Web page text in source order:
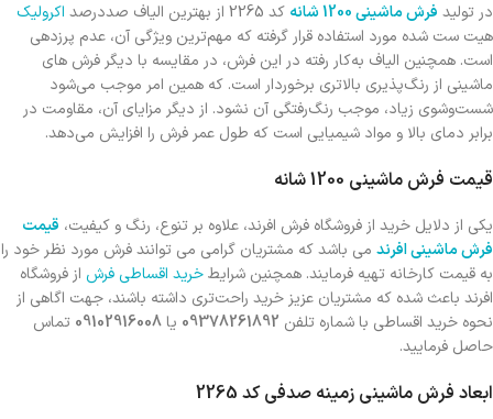
در تولید فرش ماشینی 1200 شانه کد 2265 از بهترین الیاف صددرصد
اکرولیک
هیت ست شده مورد استفاده قرار گرفته که مهم‌ترین ویژگی آن، عدم پرزدهی
است. همچنین الیاف به‌کار رفته در این فرش، در مقایسه با دیگر فرش های
ماشینی از رنگ‌پذیری بالاتری برخوردار است. که همین امر موجب می‌شود
شست‌وشوی زیاد، موجب رنگ‌رفتگی آن نشود. از دیگر مزایای آن، مقاومت در
برابر دمای بالا و مواد شیمیایی است كه طول عمر فرش را افزایش می‌دهد.
قیمت فرش ماشینی 1200 شانه
یکی از دلایل خرید از فروشگاه فرش افرند، علاوه بر تنوع، رنگ و کیفیت، قیمت
فرش ماشینی افرند می باشد که مشتریان گرامی می توانند فرش مورد نظر خود را
به قیمت کارخانه تهیه فرمایند. همچنین شرایطخرید اقساطی فرش از فروشگاه
افرند باعث شده که مشتریان عزیز خرید راحت‌تری داشته باشند، جهت اگاهی از
نحوه خرید اقساطی با شماره تلفن 09378261892 یا09102916008 تماس
حاصل فرمایید.
ابعاد فرش ماشینی زمینه صدفی کد 2265